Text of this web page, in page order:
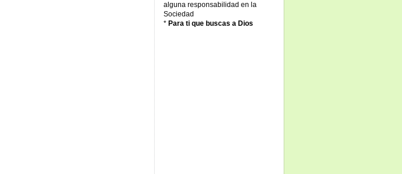
alguna responsabilidad en la
Sociedad
* Para ti que buscas a Dios